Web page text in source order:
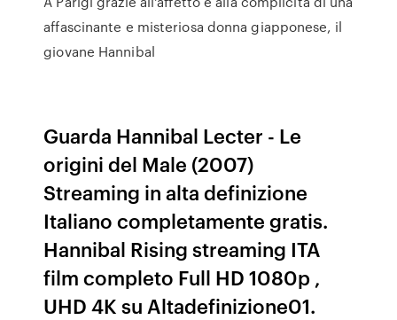
affascinante e misteriosa donna giapponese, il
giovane Hannibal
Guarda Hannibal Lecter - Le
origini del Male (2007)
Streaming in alta definizione
Italiano completamente gratis.
Hannibal Rising streaming ITA
film completo Full HD 1080p ,
UHD 4K su Altadefinizione01.